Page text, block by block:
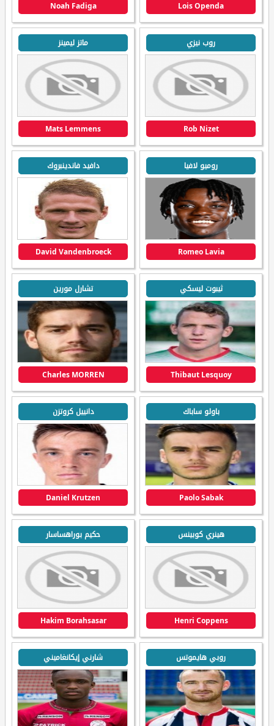
Lois Openda
Noah Fadiga
روب نيزي
Rob Nizet
ماتز ليمينز
Mats Lemmens
روميو لافيا
Romeo Lavia
دافيد فاندينبروك
David Vandenbroeck
ثيبوت ليسكي
Thibaut Lesquoy
تشارل مورين
Charles MORREN
باولو ساباك
Paolo Sabak
دانييل كروتزن
Daniel Krutzen
هينري كوبينس
Henri Coppens
حكيم بوراهساسار
Hakim Borahsasar
روبي هايموتس شارني إيكانغاميني